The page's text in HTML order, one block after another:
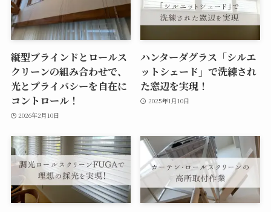
縦型ブラインドとロールス
クリーンの組み合わせで、
光とプライバシーを自在に
コントロール！
2026年2月10日
ハンターダグラス「シルエ
ットシェード」で洗練され
た窓辺を実現！
2025年1月10日